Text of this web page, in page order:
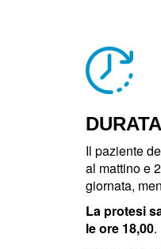
Il paziente
al mattino e
giornata,
La protesi
le ore 18,00.